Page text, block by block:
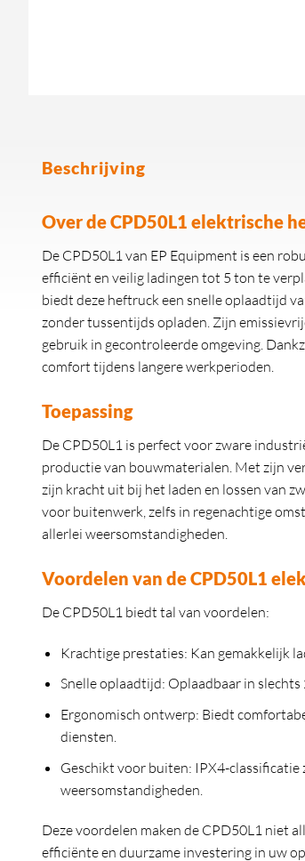
Beschrijving
Over de CPD50L1 elektrische
De CPD50L1 van EP Equipment is een
efficiënt en veilig ladingen tot 5 ton te
biedt deze heftruck een snelle oplaadtijd
zonder tussentijds opladen. Zijn
gebruik in gecontroleerde omgeving.
comfort tijdens langere werkperioden.
Toepassing
De CPD50L1 is perfect voor zware
productie van bouwmaterialen. Met zijn
zijn kracht uit bij het laden en lossen van
voor buitenwerk, zelfs in regenachtige
allerlei weersomstandigheden.
Voordelen van de CPD50L1
De CPD50L1 biedt tal van voordelen:
Krachtige prestaties: Kan gemakkelijk
Snelle oplaadtijd: Oplaadbaar in
Ergonomisch ontwerp: Biedt
diensten.
Geschikt voor buiten: IPX4-
weersomstandigheden.
Deze voordelen maken de CPD50L1 niet
efficiënte en duurzame investering in uw